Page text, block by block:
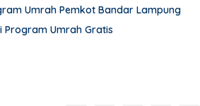
Umrah Pemkot Bandar Lampung
Program Umrah Gratis